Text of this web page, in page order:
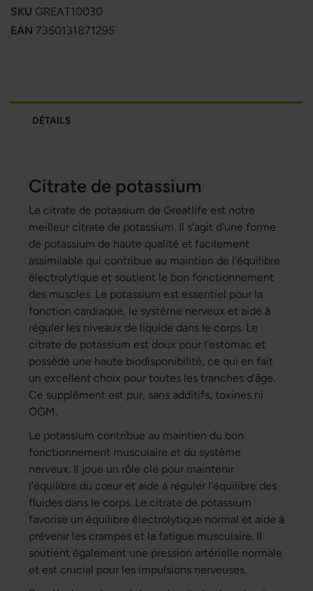
SKU GREAT10030
EAN 7350131871295
DÉTAILS
Citrate de potassium
Le citrate de potassium de Greatlife est notre
meilleur citrate de potassium. Il s'agit d'une forme
de potassium de haute qualité et facilement
assimilable qui contribue au maintien de l'équilibre
électrolytique et soutient le bon fonctionnement
des muscles. Le potassium est essentiel pour la
fonction cardiaque, le système nerveux et aide à
réguler les niveaux de liquide dans le corps. Le
citrate de potassium est doux pour l'estomac et
possède une haute biodisponibilité, ce qui en fait
un excellent choix pour toutes les tranches d'âge.
Ce supplément est pur, sans additifs, toxines ni
OGM.
Le potassium contribue au maintien du bon
fonctionnement musculaire et du système
nerveux. Il joue un rôle clé pour maintenir
l'équilibre du cœur et aide à réguler l'équilibre des
fluides dans le corps. Le citrate de potassium
favorise un équilibre électrolytique normal et aide à
prévenir les crampes et la fatigue musculaire. Il
soutient également une pression artérielle normale
et est crucial pour les impulsions nerveuses.